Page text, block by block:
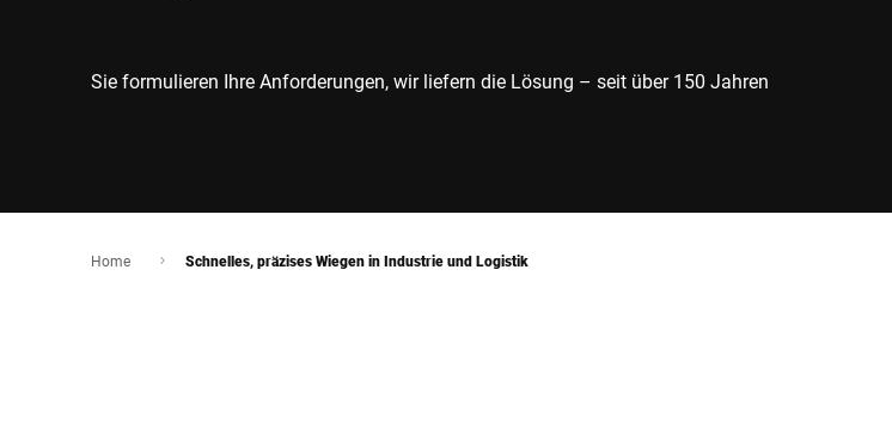
Sie formulieren Ihre Anforderungen, wir liefern die Lösung – seit über 150 Jahren
Home Schnelles, präzises Wiegen in Industrie und Logistik